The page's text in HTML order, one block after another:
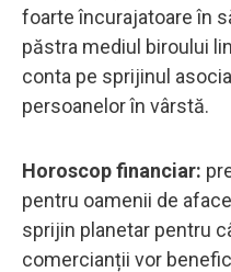
foarte încurajatoare în
păstra mediul biroului
conta pe sprijinul
persoanelor în vârstă.
Horoscop financiar:
pentru oamenii de
sprijin planetar pentru
comercianții vor